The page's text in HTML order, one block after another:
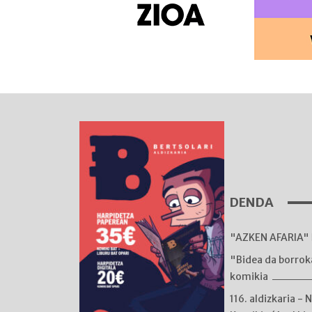
DENDA
"AZKEN
"Bidea da
komikia
116. aldizkaria -